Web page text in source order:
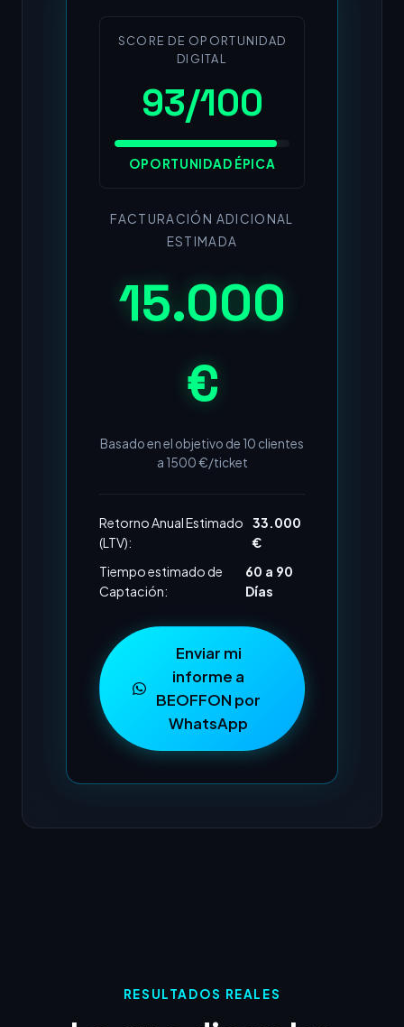
SCORE DE OPORTUNIDAD
DIGITAL
93/100
OPORTUNIDAD ÉPICA
FACTURACIÓN ADICIONAL
ESTIMADA
15.000
€
Basado en el objetivo de 10 clientes
a 1500€/ticket
Retorno Anual Estimado
(LTV):
33.000
€
Tiempo estimado de
Captación:
60 a 90
Días
Enviar mi
informe a
BEOFFON por
WhatsApp
RESULTADOS REALES